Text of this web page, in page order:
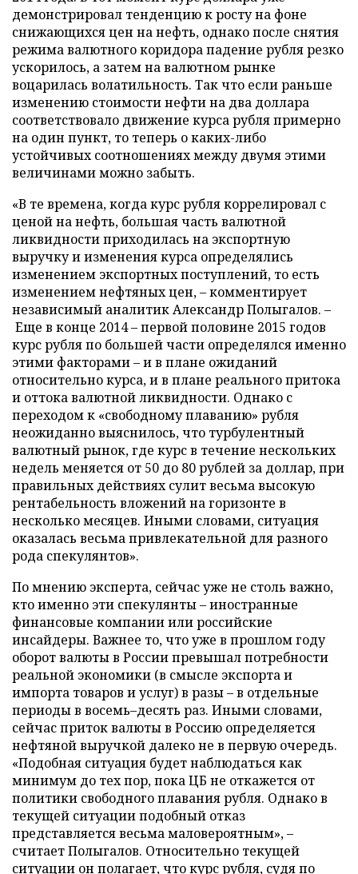
демонстрировал тенденцию к росту на фоне
снижающихся цен на нефть, однако после снятия
режима валютного коридора падение рубля резко
ускорилось, а затем на валютном рынке
воцарилась волатильность. Так что если раньше
изменению стоимости нефти на два доллара
соответствовало движение курса рубля примерно
на один пункт, то теперь о каких-либо
устойчивых соотношениях между двумя этими
величинами можно забыть.
«В те времена, когда курс рубля коррелировал с
ценой на нефть, большая часть валютной
ликвидности приходилась на экспортную
выручку и изменения курса определялись
изменением экспортных поступлений, то есть
изменением нефтяных цен, – комментирует
независимый аналитик Александр Полыгалов. –
Еще в конце 2014 – первой половине 2015 годов
курс рубля по большей части определялся именно
этими факторами – и в плане ожиданий
относительно курса, и в плане реального притока
и оттока валютной ликвидности. Однако с
переходом к «свободному плаванию» рубля
неожиданно выяснилось, что турбулентный
валютный рынок, где курс в течение нескольких
недель меняется от 50 до 80 рублей за доллар, при
правильных действиях сулит весьма высокую
рентабельность вложений на горизонте в
несколько месяцев. Иными словами, ситуация
оказалась весьма привлекательной для разного
рода спекулянтов».
По мнению эксперта, сейчас уже не столь важно,
кто именно эти спекулянты – иностранные
финансовые компании или российские
инсайдеры. Важнее то, что уже в прошлом году
оборот валюты в России превышал потребности
реальной экономики (в смысле экспорта и
импорта товаров и услуг) в разы – в отдельные
периоды в восемь–десять раз. Иными словами,
сейчас приток валюты в Россию определяется
нефтяной выручкой далеко не в первую очередь.
«Подобная ситуация будет наблюдаться как
минимум до тех пор, пока ЦБ не откажется от
политики свободного плавания рубля. Однако в
текущей ситуации подобный отказ
представляется весьма маловероятным», –
считает Полыгалов. Относительно текущей
ситуации он полагает, что курс рубля, судя по